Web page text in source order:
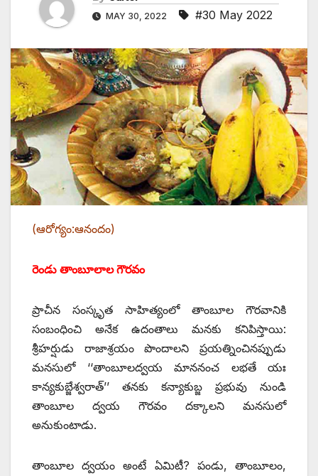
MAY 30, 2022 #30 May 2022
(ఆరోగ్యం:ఆనందం)
రెండు తాంబూలాల గౌరవం
ప్రాచీన సంస్కృత సాహిత్యంలో తాంబూల గౌరవానికి
సంబంధించి అనేక ఉదంతాలు మనకు కనిపిస్తాయి:
శ్రీహర్షుడు రాజాశ్రయం పొందాలని ప్రయత్నించినప్పుడు
మనసులో ‘‘తాంబూలద్వయ మాననంచ లభతే యః
కాన్యకుబ్జేశ్వరాత్‌’’ ‌తనకు కన్యాకుబ్జ ప్రభువు నుండి
తాంబూల ద్వయ గౌరవం దక్కాలని మనసులో
అనుకుంటాడు.
తాంబూల ద్వయం అంటే ఏమిటీ? పండు, తాంబూలం,